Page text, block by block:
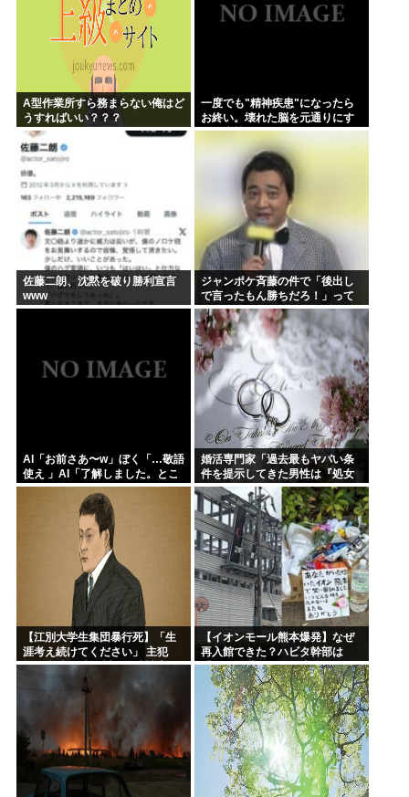
A型作業所すら務まらない俺はど
うすればいい？？？
一度でも"精神疾患"になったら
お終い。壊れた脳を元通りにす
る医療技術は無い。
佐藤二朗、沈黙を破り勝利宣言
www
ジャンポケ斉藤の件で「後出し
で言ったもん勝ちだろ！」って
キレてる人いるけど、まず付き
合ってない人とそんな事しなき
ゃいいのでは？
AI「お前さあ〜w」ぼく「…敬語
使え 」AI「了解しました。とこ
ろでお前はどう思いますか？」
婚活専門家「過去最もヤバい条
件を提示してきた男性は『処女
信仰』」ケンモメン…
【江別大学生集団暴行死】「生
涯考え続けてください」 主犯
格・当時18歳の川口侑斗被告に
無期懲役の判決「理不尽以外の
何ものでもない」
【イオンモール熊本爆発】なぜ
再入館できた？ハビタ幹部は
「モール職員は引き止めなかっ
た」イオン「運用を徹底できな
かった可能性」